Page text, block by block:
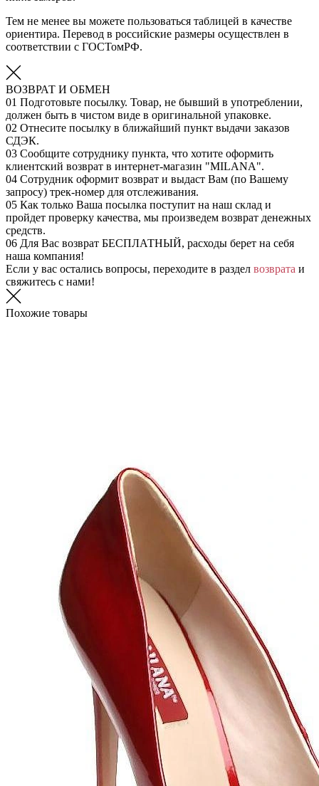
Тем не менее вы можете пользоваться таблицей в качестве
ориентира. Перевод в российские размеры осуществлен в
соответствии с ГОСТомРФ.
ВОЗВРАТ И ОБМЕН
01 Подготовьте посылку. Товар, не бывший в употреблении,
должен быть в чистом виде в оригинальной упаковке.
02 Отнесите посылку в ближайший пункт выдачи заказов
СДЭК.
03 Сообщите сотруднику пункта, что хотите оформить
клиентский возврат в интернет-магазин "MILANA".
04 Сотрудник оформит возврат и выдаст Вам (по Вашему
запросу) трек-номер для отслеживания.
05 Как только Ваша посылка поступит на наш склад и
пройдет проверку качества, мы произведем возврат денежных
средств.
06 Для Вас возврат БЕСПЛАТНЫЙ, расходы берет на себя
наша компания!
Если у вас остались вопросы, переходите в раздел возврата и
свяжитесь с нами!
Похожие товары